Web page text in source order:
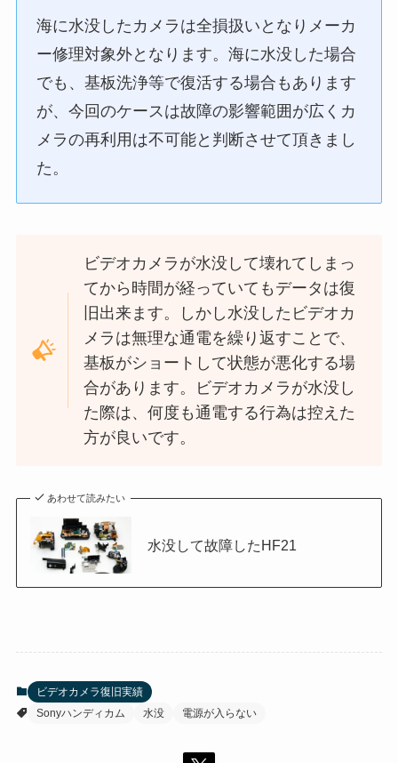
海に水没したカメラは全損扱いとなりメーカ
ー修理対象外となります。海に水没した場合
でも、基板洗浄等で復活する場合もあります
が、今回のケースは故障の影響範囲が広くカ
メラの再利用は不可能と判断させて頂きまし
た。
ビデオカメラが水没して壊れてしまっ
てから時間が経っていてもデータは復
旧出来ます。しかし水没したビデオカ
メラは無理な通電を繰り返すことで、
基板がショートして状態が悪化する場
合があります。ビデオカメラが水没し
た際は、何度も通電する行為は控えた
方が良いです。
あわせて読みたい
水没して故障したHF21
ビデオカメラ復旧実績
Sonyハンディカム
水没 電源が入らない